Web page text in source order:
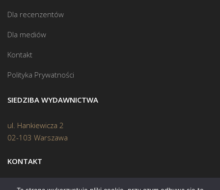
Dla recenzentów
Dla mediów
Kontakt
Polityka Prywatności
SIEDZIBA WYDAWNICTWA
ul. Hankiewicza 2
02-103 Warszawa
KONTAKT
Biuro:(22) 45 70 402